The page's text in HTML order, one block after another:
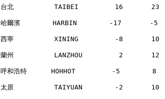
台北          TAIBEI         16       23
哈爾濱        HARBIN        -17       -
西寧          XINING         -8       10
蘭州          LANZHOU         2
呼和浩特      HOHHOT         -5        8
太原          TAIYUAN        -2